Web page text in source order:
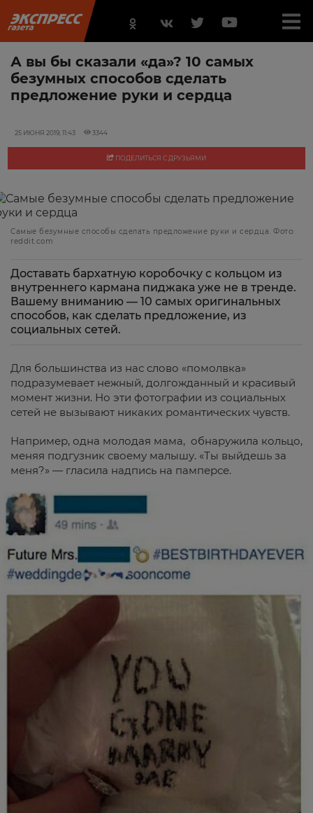
А вы бы сказали «да»? 10 самых
безумных способов сделать
предложение руки и сердца
25 ИЮНЯ 2019, 11:43 3344
ПОДЕЛИТЬСЯ С ДРУЗЬЯМИ
Самые безумные способы сделать предложение руки и сердца. Фото:
reddit.com
Доставать бархатную коробочку с кольцом из
внутреннего кармана пиджака уже не в тренде.
Вашему вниманию — 10 самых оригинальных
способов, как сделать предложение, из
социальных сетей.
Для большинства из нас слово «помолвка»
подразумевает нежный, долгожданный и красивый
момент жизни. Но эти фотографии из социальных
сетей не вызывают никаких романтических чувств.
Например, одна молодая мама, обнаружила кольцо,
меняя подгузник своему малышу. «Ты выйдешь за
меня?» — гласила надпись на памперсе.